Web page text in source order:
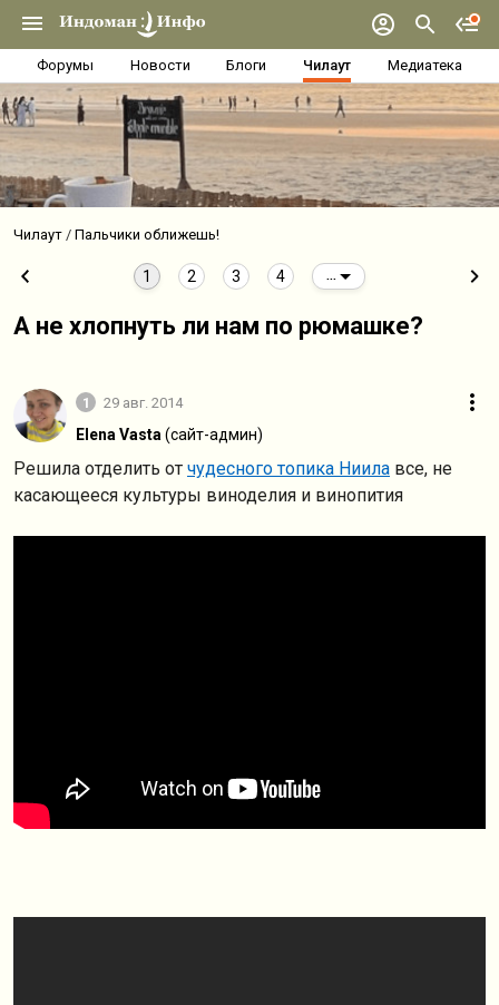
Форумы Новости Блоги Чилаут Медиатека
Чилаут Пальчики оближешь!
1 2 3 4
А не хлопнуть ли нам по рюмашке?
1 29 авг. 2014
Elena Vasta (сайт-админ)
Решила отделить от чудесного топика Ниила все, не
касающееся культуры виноделия и винопития